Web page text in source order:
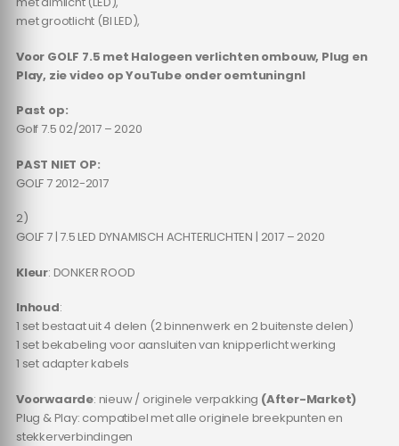
met grootlicht (BI LED),
Voor GOLF 7.5 met Halogeen verlichten ombouw, Plug en
Play, zie video op YouTube onder oemtuningnl
Past op:
Golf 7.5 02/2017 – 2020
PAST NIET OP:
GOLF 7 2012-2017
2)
GOLF 7 | 7.5 LED DYNAMISCH ACHTERLICHTEN | 2017 – 2020
Kleur: DONKER ROOD
Inhoud:
1 set bestaat uit 4 delen (2 binnenwerk en 2 buitenste delen)
1 set bekabeling voor aansluiten van knipperlicht werking
1 set adapter kabels
Voorwaarde: nieuw / originele verpakking (After-Market)
Plug & Play: compatibel met alle originele breekpunten en
stekkerverbindingen